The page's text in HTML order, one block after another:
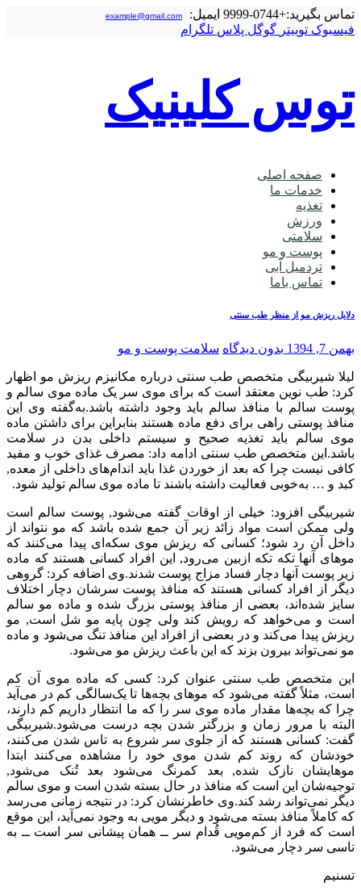
تماس بگیرید:+0744-9999 ایمیل: example@gmail.com
فیسبوک توییتر گوگل‌ پلاس تلگرام
توس کلینیک
صفحه اصلی
خدمات ما
تغذیه
ورزش
سلامتی
پوست و مو
تردمیل آبی
تماس باما
دلایل ریزش مو از منظر طب سنتی
بهمن 7, 1394 بدون دیدگاه سلامت پوست و مو
لیلا شیربیگی متخصص طب سنتی درباره مکانیزم ریزش مو اظهار
کرد: طب نوین معتقد است که برای موی سر یک ماده موی سالم و
پوست سالم با منافذ سالم باید وجود داشته باشد.به‌گفته وی این
منافذ پوستی راهی برای دفع ماده هستند بنابراین برای داشتن ماده
موی سالم باید تغذیه صحیح و سیستم داخلی بدن در سلامت
باشد.این متخصص طب سنتی ادامه داد: مصرف غذای خوب و مفید
کافی نیست چرا که بعد از خوردن غذا باید اندام‌های داخلی از معده,
کبد و … به‌خوبی فعالیت داشته باشند تا ماده موی سالم تولید شود.
شیربیگی افزود: خیلی از اوقات گفته می‌شود, پوست سالم است
ولی ممکن است مواد زائد زیر آن جمع شده باشد که مو نتواند از
داخل آن رد شود؛ کسانی که ریزش موی سکه‌ای پیدا می‌کنند که
موهای آنها تکه تکه ازبین می‌رود, این افراد کسانی هستند که ماده
زیر پوست آنها دچار فساد مزاج پوست شدند.وی اضافه کرد: گروهی
دیگر از افراد کسانی هستند که منافذ پوست سرشان دچار اختلاف
سایز شده‌اند، بعضی‌ از منافذ پوستی بزرگ شده و ماده مو سالم
است و می‌خواهد که رویش کند ولی چون پایه مو شل است, مو
ریزش پیدا می‌کند و در بعضی از افراد این منافذ تنگ می‌شود و ماده
مو نمی‌تواند بیرون بزند که این باعث ریزش مو می‌شود.
این متخصص طب سنتی عنوان کرد: کسی که ماده موی آن کم
است، مثلاً گفته می‌شود که موهای بچه‌ها تا یک‌سالگی کم در می‌آید
چرا که بچه‌ها مقدار ماده موی سر را که ما انتظار داریم کم دارند،
البته با مرور زمان و بزرگتر شدن بچه درست می‌شود.شیربیگی
گفت: کسانی هستند که از جلوی سر شروع به تاس شدن می‌کنند،
خودشان که روند کم شدن موی خود را مشاهده می‌کنند ابتدا
موهایشان نازک شده, بعد کمرنگ می‌شود بعد تُنک می‌شود,
توجیه‌شان این است که منافذ در حال بسته شدن است و موی سالم
دیگر نمی‌تواند رشد کند.وی خاطرنشان کرد: در نتیجه زمانی می‌رسد
که کاملاً منافذ بسته می‌شود و دیگر مویی به وجود نمی‌آید، این موقع
است که فرد از کم‌مویی قُدام سر ــ همان پیشانی سر است ــ به
تاسی سر دچار می‌شود.
تسنیم